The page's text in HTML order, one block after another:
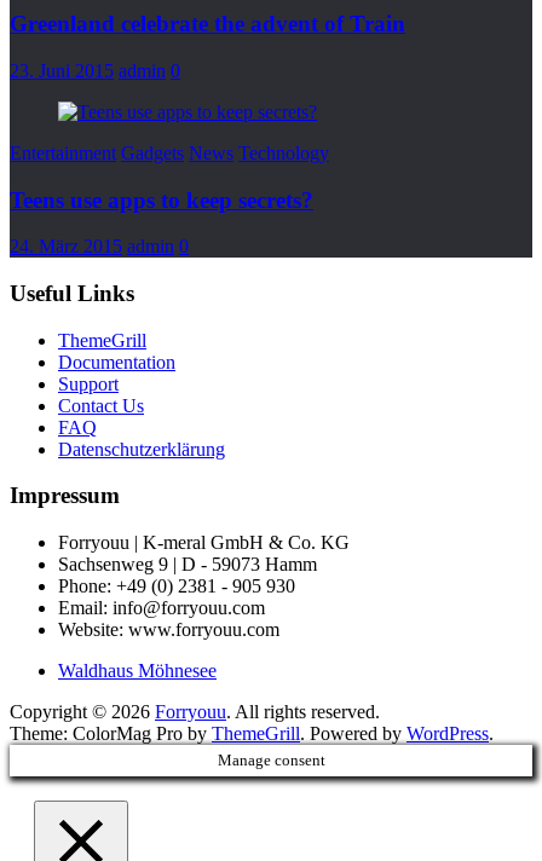
Greenland celebrate the advent of Train
23. Juni 2015 admin 0
Entertainment Gadgets News Technology
Teens use apps to keep secrets?
24. März 2015 admin 0
Useful Links
ThemeGrill
Documentation
Support
Contact Us
FAQ
Datenschutzerklärung
Impressum
Forryouu | K-meral GmbH & Co. KG
Sachsenweg 9 | D - 59073 Hamm
Phone: +49 (0) 2381 - 905 930
Email: info@forryouu.com
Website: www.forryouu.com
Waldhaus Möhnesee
Copyright © 2026 Forryouu. All rights reserved.
Theme: ColorMag Pro by ThemeGrill. Powered by WordPress.
Manage consent